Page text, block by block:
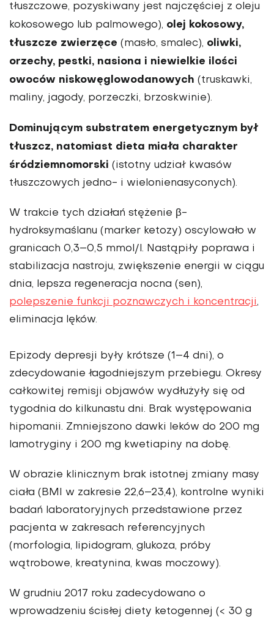
tłuszczowe, pozyski­wany jest najczęściej z oleju
kokosowego lub palmowego), olej kokosowy,
tłuszcze zwierzęce (masło, smalec), oliwki,
orzechy, pestki, nasiona i niewielkie ilości
owoców niskowęglowodanowych (truskawki,
maliny, jagody, porzeczki, brzoskwinie).
Dominującym substratem energetycznym był
tłuszcz, natomiast dieta miała charakter
śródziemnomorski (istotny udział kwasów
tłuszczowych jedno- i wielonienasyconych).
W trakcie tych działań stężenie β-
hydroksymaślanu (marker ketozy) oscylowało w
granicach 0,3–0,5 mmol/l. Nastąpiły poprawa i
stabi­lizacja nastroju, zwiększenie energii w ciągu
dnia, lepsza regeneracja nocna (sen),
polepszenie funkcji poznawczych i koncentracji,
eliminacja lęków.
Epizody depresji były krótsze (1–4 dni), o
zdecydowanie łagodniejszym prze­biegu. Okresy
całkowitej remisji objawów wydłużyły się od
tygodnia do kilkunastu dni. Brak występowania
hipomanii. Zmniejszono dawki leków do 200 mg
lamotryginy i 200 mg kwetiapiny na dobę.
W obrazie klinicznym brak istotnej zmiany masy
ciała (BMI w zakresie 22,6–23,4), kontrolne wyniki
badań laboratoryjnych przedstawione przez
pacjenta w zakresach referencyjnych
(morfologia, lipidogram, glukoza, próby
wątrobowe, kreatynina, kwas moczowy).
W grudniu 2017 roku zadecydowano o
wprowadzeniu ścisłej diety ketogennej (< 30 g